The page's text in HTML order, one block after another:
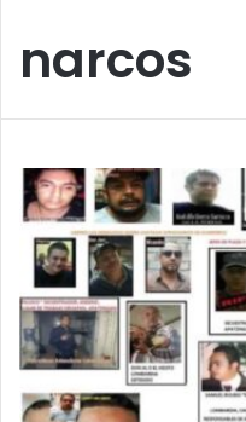
narcos